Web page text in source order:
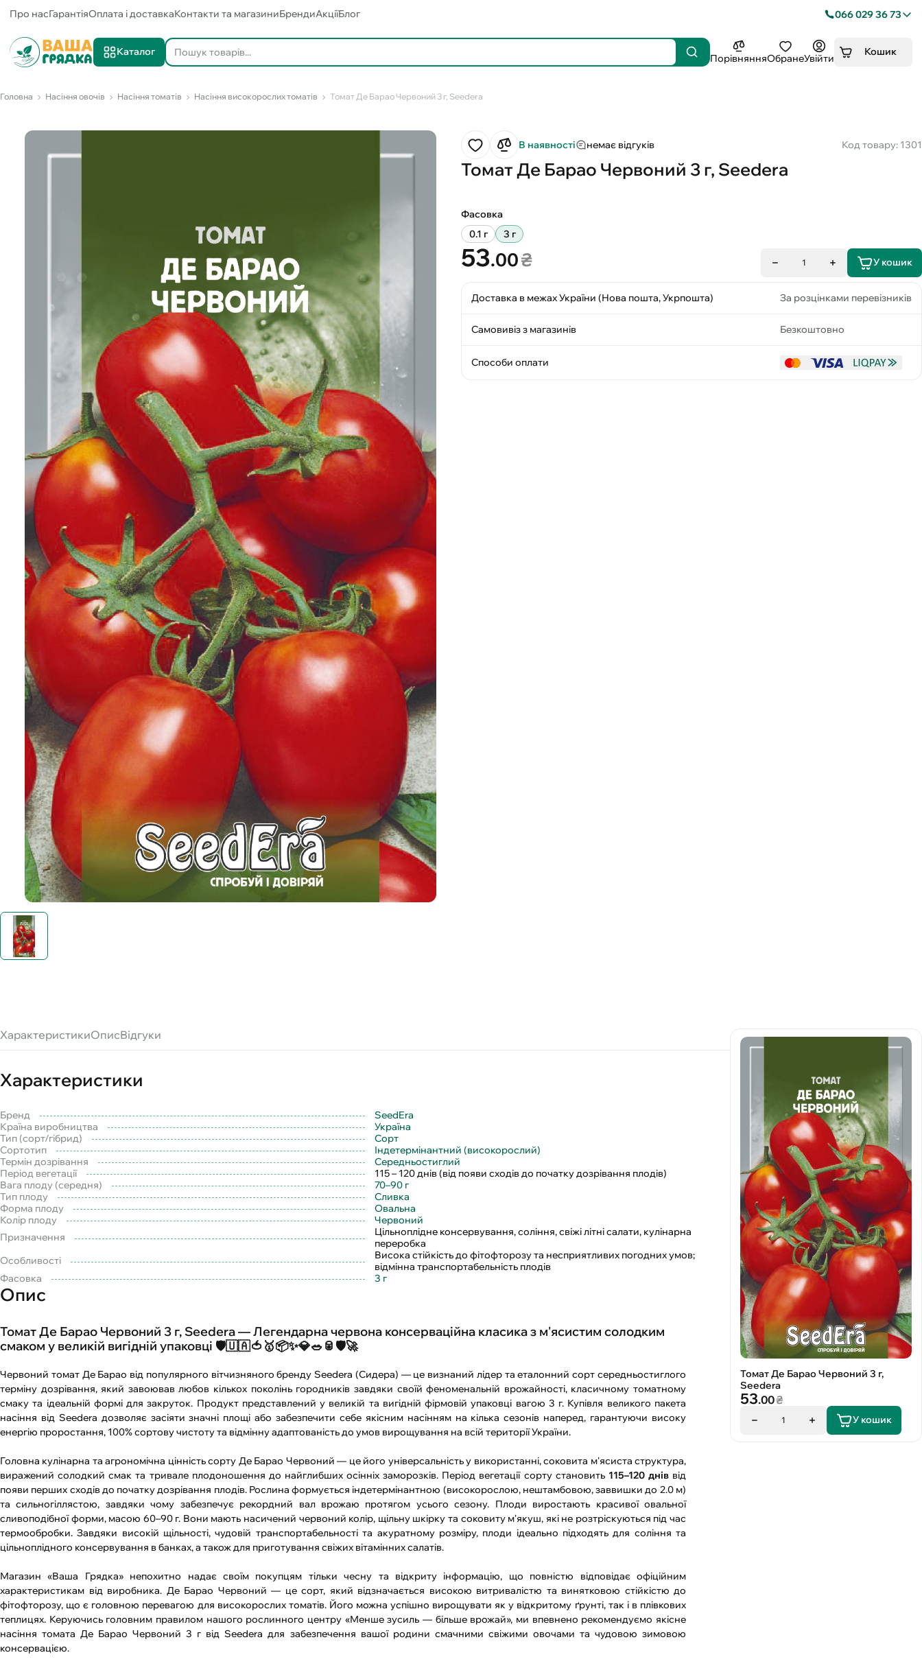
Про насГарантіяОплата і доставкаКонтакти та магазиниБрендиАкціїБлог 066 029 36 73
Каталог
ПорівнянняОбранеУвійти
Кошик
Головна Насіння овочів Насіння томатів Насіння високорослих томатів Томат Де Барао Червоний 3 г, Seedera
В наявності немає відгуків Код товару: 1301
Томат Де Барао Червоний 3 г, Seedera
Фасовка
0.1 г
3 г
53.00₴ 1 У кошик
Доставка в межах України (Нова пошта, Укрпошта) За розцінками перевізників
Самовивіз з магазинів Безкоштовно
Способи оплати
ХарактеристикиОписВідгуки
Характеристики
Бренд
SeedEra
Країна виробництва
Україна
Тип (сорт/гібрид)
Сорт
Сортотип
Індетермінантний (високорослий)
Термін дозрівання
Середньостиглий
Період вегетації
115 – 120 днів (від появи сходів до початку дозрівання плодів)
Вага плоду (середня)
70–90 г
Тип плоду
Сливка
Форма плоду
Овальна
Колір плоду
Червоний
Призначення
Цільноплідне консервування, соління, свіжі літні салати, кулінарна
переробка
Особливості
Висока стійкість до фітофторозу та несприятливих погодних умов;
відмінна транспортабельність плодів
Фасовка
3 г
Опис
Томат Де Барао Червоний 3 г, Seedera — Легендарна червона консерваційна класика з м'ясистим солодким
смаком у великій вигідній упаковці 🛡️🇺🇦🍅🥇📦✨💎🥗🥫🛡️🚀
Червоний томат Де Барао від популярного вітчизняного бренду Seedera (Сидера) — це визнаний лідер та еталонний сорт середньостиглого
терміну дозрівання, який завоював любов кількох поколінь городників завдяки своїй феноменальній врожайності, класичному томатному
смаку та ідеальній формі для закруток. Продукт представлений у великій та вигідній фірмовій упаковці вагою 3 г. Купівля великого пакета
насіння від Seedera дозволяє засіяти значні площі або забезпечити себе якісним насінням на кілька сезонів наперед, гарантуючи високу
енергію проростання, 100% сортову чистоту та відмінну адаптованість до умов вирощування на всій території України.
Головна кулінарна та агрономічна цінність сорту Де Барао Червоний — це його універсальність у використанні, соковита м'ясиста структура,
виражений солодкий смак та тривале плодоношення до найглибших осінніх заморозків. Період вегетації сорту становить 115–120 дніввід
появи перших сходів до початку дозрівання плодів. Рослина формується індетермінантною (високорослою, нештамбовою, заввишки до 2.0 м)
та сильногіллястою, завдяки чому забезпечує рекордний вал врожаю протягом усього сезону. Плоди виростають красивої овальної
сливоподібної форми, масою 60–90 г. Вони мають насичений червоний колір, щільну шкірку та соковиту м'якуш, які не розтріскуються під час
термообробки. Завдяки високій щільності, чудовій транспортабельності та акуратному розміру, плоди ідеально підходять для соління та
цільноплідного консервування в банках, а також для приготування свіжих вітамінних салатів.
Магазин «Ваша Грядка» непохитно надає своїм покупцям тільки чесну та відкриту інформацію, що повністю відповідає офіційним
характеристикам від виробника. Де Барао Червоний — це сорт, який відзначається високою витривалістю та винятковою стійкістю до
фітофторозу, що є головною перевагою для високорослих томатів. Його можна успішно вирощувати як у відкритому ґрунті, так і в плівкових
теплицях. Керуючись головним правилом нашого рослинного центру «Менше зусиль — більше врожай», ми впевнено рекомендуємо якісне
насіння томата Де Барао Червоний 3 г від Seedera для забезпечення вашої родини смачними свіжими овочами та чудовою зимовою
консервацією.
Томат Де Барао Червоний 3 г,
Seedera
53.00₴
1 У кошик